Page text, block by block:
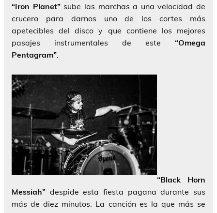
“Iron Planet” sube las marchas a una velocidad de
crucero para darnos uno de los cortes más
apetecibles del disco y que contiene los mejores
pasajes instrumentales de este “Omega
Pentagram”.
“Black Horn
Messiah” despide esta fiesta pagana durante sus
más de diez minutos. La canción es la que más se